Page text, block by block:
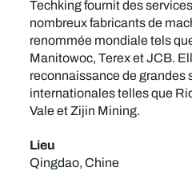
Techking fournit des
nombreux fabricants de
renommée mondiale tels
Manitowoc, Terex et JCB.
reconnaissance de grandes
internationales telles que
Vale et Zijin Mining.
Lieu
Qingdao, Chine